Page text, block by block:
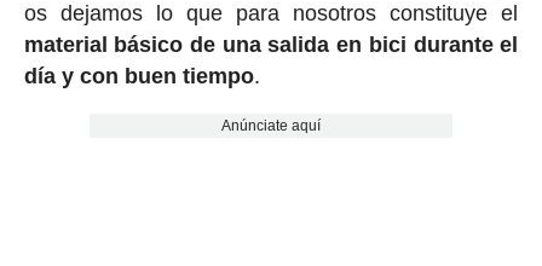
os dejamos lo que para nosotros constituye el
material básico de una salida en bici durante el
día y con buen tiempo.
Anúnciate aquí